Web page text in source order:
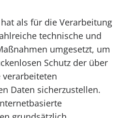
als für die Verarbeitung
technische und
umgesetzt, um
Schutz der über
Daten sicherzustellen.